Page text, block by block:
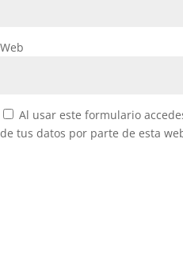
Web
Al usar este formulario
de tus datos por parte de esta